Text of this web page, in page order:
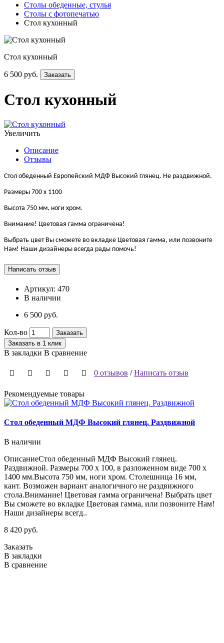
Столы обеденные, стулья
Столы с фотопечатью
Стол кухонный
Стол кухонный
6 500 руб. Заказать
Стол кухонный
Увеличить
Описание
Отзывы
Стол обеденный Европейский МДФ Высокий глянец. Не раздвижной.
Размеры 700 х 1100
Высота 750 мм, ноги хром.
Внимание! Цветовая гамма ограничена!
Выбрать цвет Вы сможете во вкладке Цветовая гамма, или позвоните
Нам! Наши дизайнеры всегда рады помочь!
Артикул: 470
В наличии
6 500 руб.
Кол-во
Заказать
Заказать в 1 клик
В закладки В сравнение
0 отзывов /Написать отзыв
Рекомендуемые товары
Стол обеденный МДФ Высокий глянец. Раздвижной
В наличии
ОписаниеСтол обеденный МДФ Высокий глянец.
Раздвижной. Размеры 700 х 100, в разложенном виде 700 х
1400 мм.Высота 750 мм, ноги хром. Столешница 16 мм,
кант. Возможен вариант аналогичного не раздвижного
стола.Внимание! Цветовая гамма ограничена! Выбрать цвет
Вы сможете во вкладке Цветовая гамма, или позвоните Нам!
Наши дизайнеры всегд..
8 420 руб.
Заказать
В закладки
В сравнение